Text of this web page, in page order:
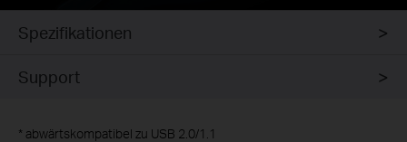
Spezifikationen
Support
* abwärtskompatibel zu USB 2.0/1.1